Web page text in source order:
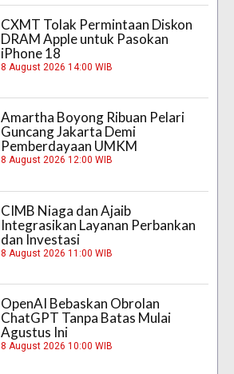
CXMT Tolak Permintaan Diskon
DRAM Apple untuk Pasokan
iPhone 18
8 August 2026 14:00 WIB
Amartha Boyong Ribuan Pelari
Guncang Jakarta Demi
Pemberdayaan UMKM
8 August 2026 12:00 WIB
CIMB Niaga dan Ajaib
Integrasikan Layanan Perbankan
dan Investasi
8 August 2026 11:00 WIB
OpenAI Bebaskan Obrolan
ChatGPT Tanpa Batas Mulai
Agustus Ini
8 August 2026 10:00 WIB